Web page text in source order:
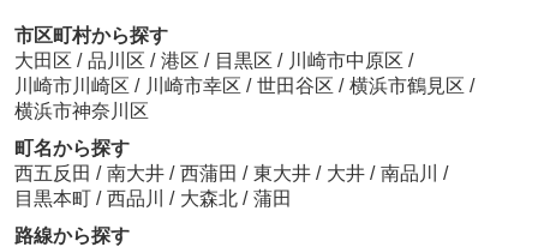
市区町村から探す
大田区 / 品川区 / 港区 / 目黒区 / 川崎市中原区 /
川崎市川崎区 / 川崎市幸区 / 世田谷区 / 横浜市鶴見区 /
横浜市神奈川区
町名から探す
西五反田 / 南大井 / 西蒲田 / 東大井 / 大井 / 南品川 /
目黒本町 / 西品川 / 大森北 / 蒲田
路線から探す